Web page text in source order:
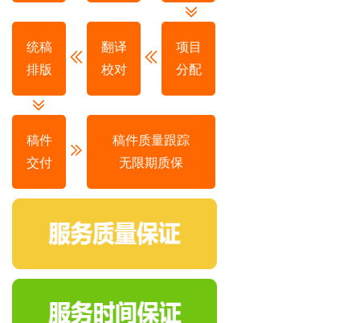
统稿
排版
翻译
校对
项目
分配
稿件
交付
稿件质量跟踪
无限期质保